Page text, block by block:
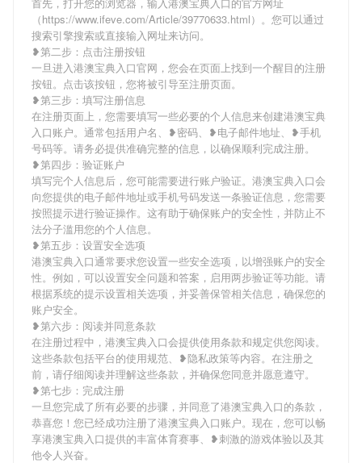
（https://www.ifeve.com/Article/39770633.html）。您可以通过
搜索引擎搜索或直接输入网址来访问。
❥第二步：点击注册按钮
一旦进入港澳宝典入口官网，您会在页面上找到一个醒目的注册
按钮。点击该按钮，您将被引导至注册页面。
❥第三步：填写注册信息
在注册页面上，您需要填写一些必要的个人信息来创建港澳宝典
入口账户。通常包括用户名、❥密码、❥电子邮件地址、❥手机
号码等。请务必提供准确完整的信息，以确保顺利完成注册。
❥第四步：验证账户
填写完个人信息后，您可能需要进行账户验证。港澳宝典入口会
向您提供的电子邮件地址或手机号码发送一条验证信息，您需要
按照提示进行验证操作。这有助于确保账户的安全性，并防止不
法分子滥用您的个人信息。
❥第五步：设置安全选项
港澳宝典入口通常要求您设置一些安全选项，以增强账户的安全
性。例如，可以设置安全问题和答案，启用两步验证等功能。请
根据系统的提示设置相关选项，并妥善保管相关信息，确保您的
账户安全。
❥第六步：阅读并同意条款
在注册过程中，港澳宝典入口会提供使用条款和规定供您阅读。
这些条款包括平台的使用规范、❥隐私政策等内容。在注册之
前，请仔细阅读并理解这些条款，并确保您同意并愿意遵守。
❥第七步：完成注册
一旦您完成了所有必要的步骤，并同意了港澳宝典入口的条款，
恭喜您！您已经成功注册了港澳宝典入口账户。现在，您可以畅
享港澳宝典入口提供的丰富体育赛事、❥刺激的游戏体验以及其
他令人兴奋。